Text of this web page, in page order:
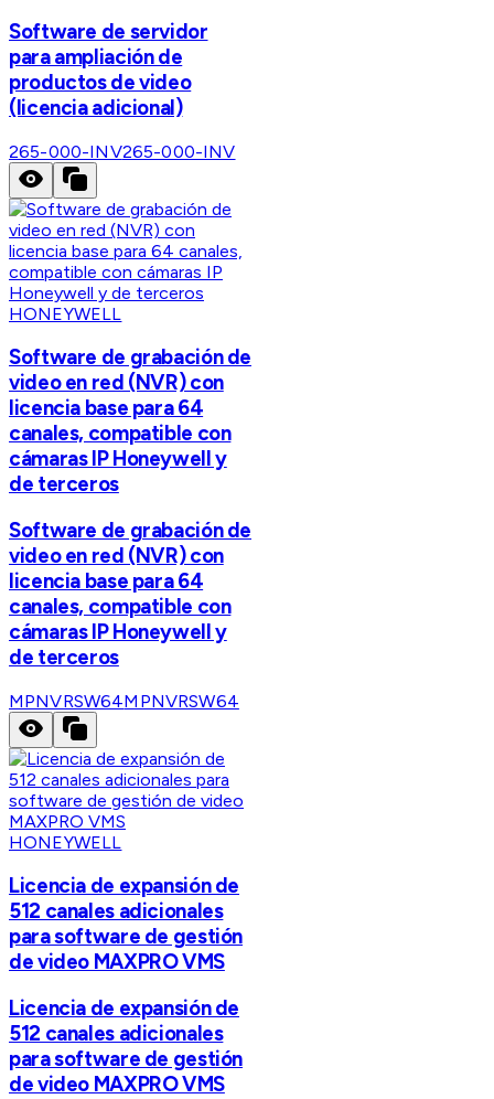
Software de servidor
para ampliación de
productos de video
(licencia adicional)
265-000-INV265-000-INV
HONEYWELL
Software de grabación de
video en red (NVR) con
licencia base para 64
canales, compatible con
cámaras IP Honeywell y
de terceros
Software de grabación de
video en red (NVR) con
licencia base para 64
canales, compatible con
cámaras IP Honeywell y
de terceros
MPNVRSW64MPNVRSW64
HONEYWELL
Licencia de expansión de
512 canales adicionales
para software de gestión
de video MAXPRO VMS
Licencia de expansión de
512 canales adicionales
para software de gestión
de video MAXPRO VMS